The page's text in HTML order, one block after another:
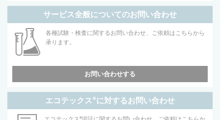
サービス全般についてのお問い合わせ
各種試験・検査に関するお問い合わせ、ご依頼はこちらから
承ります。
お問い合わせする
エコテックス®に対するお問い合わせ
®